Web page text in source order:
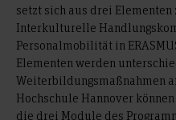
setzt sich aus drei Elementen
Interkulturelle
Personalmobilität in
Elementen werden
Weiterbildungsmaßnahmen
Hochschule Hannover
die drei Module des